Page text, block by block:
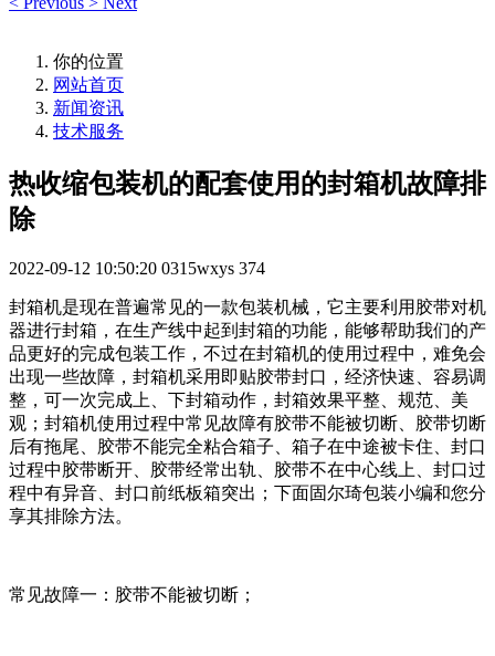
你的位置
网站首页
新闻资讯
技术服务
热收缩包装机的配套使用的封箱机故障排
除
2022-09-12 10:50:20 0315wxys 374
封箱机是现在普遍常见的一款包装机械，它主要利用胶带对机
器进行封箱，在生产线中起到封箱的功能，能够帮助我们的产
品更好的完成包装工作，不过在封箱机的使用过程中，难免会
出现一些故障，封箱机采用即贴胶带封口，经济快速、容易调
整，可一次完成上、下封箱动作，封箱效果平整、规范、美
观；封箱机使用过程中常见故障有胶带不能被切断、胶带切断
后有拖尾、胶带不能完全粘合箱子、箱子在中途被卡住、封口
过程中胶带断开、胶带经常出轨、胶带不在中心线上、封口过
程中有异音、封口前纸板箱突出；下面固尔琦包装小编和您分
享其排除方法。
常见故障一：胶带不能被切断；